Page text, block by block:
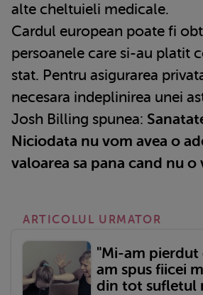
alte cheltuieli medicale.
Cardul european poate fi
persoanele care si-au platit
stat. Pentru asigurarea
necesara indeplinirea unei
Josh Billing spunea:
Niciodata nu vom avea o
valoarea sa pana cand nu o
ARTICOLUL URMATOR
"Mi-am
am spus fiicei
din tot sufletul